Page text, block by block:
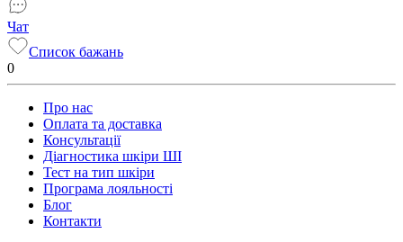
Чат
Список бажань
0
Про нас
Оплата та доставка
Консультації
Діагностика шкіри ШІ
Тест на тип шкіри
Програма лояльності
Блог
Контакти